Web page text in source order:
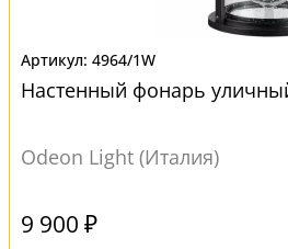
4964/1W
Настенный фонарь
Odeon Light (Италия)
9 900 ₽